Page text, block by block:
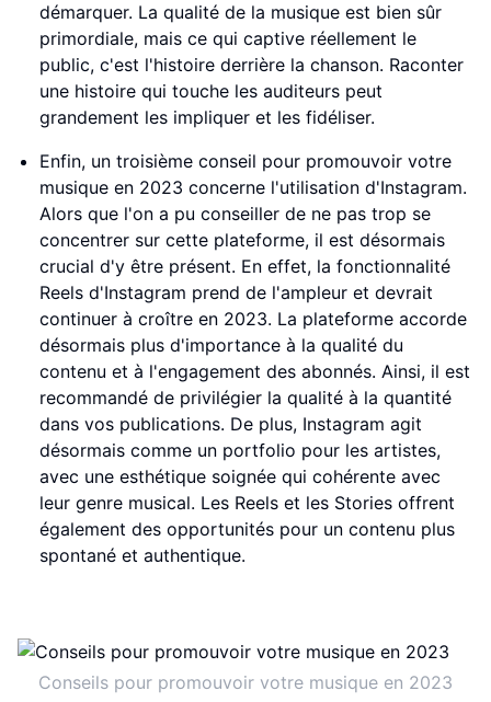
démarquer. La qualité de la musique est bien sûr
primordiale, mais ce qui captive réellement le
public, c'est l'histoire derrière la chanson. Raconter
une histoire qui touche les auditeurs peut
grandement les impliquer et les fidéliser.
Enfin, un troisième conseil pour promouvoir votre
musique en 2023 concerne l'utilisation d'Instagram.
Alors que l'on a pu conseiller de ne pas trop se
concentrer sur cette plateforme, il est désormais
crucial d'y être présent. En effet, la fonctionnalité
Reels d'Instagram prend de l'ampleur et devrait
continuer à croître en 2023. La plateforme accorde
désormais plus d'importance à la qualité du
contenu et à l'engagement des abonnés. Ainsi, il est
recommandé de privilégier la qualité à la quantité
dans vos publications. De plus, Instagram agit
désormais comme un portfolio pour les artistes,
avec une esthétique soignée qui cohérente avec
leur genre musical. Les Reels et les Stories offrent
également des opportunités pour un contenu plus
spontané et authentique.
Conseils pour promouvoir votre musique en 2023